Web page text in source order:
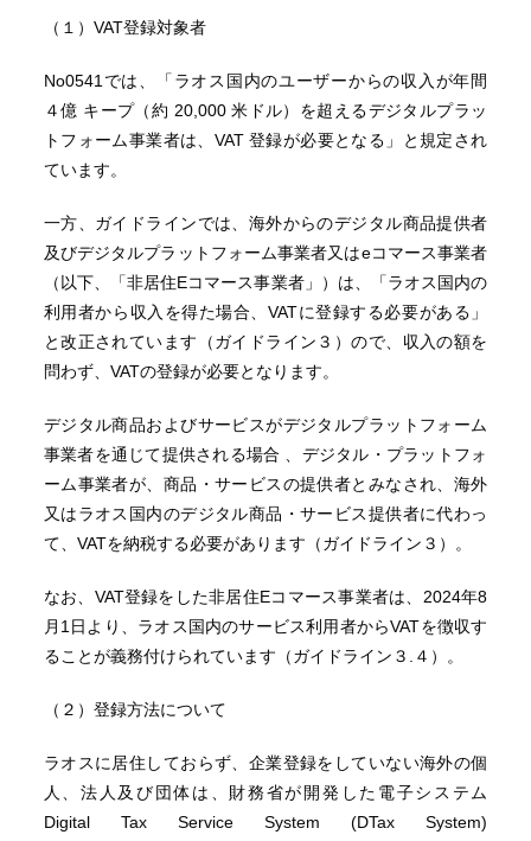
（１）VAT登録対象者
No0541では、「ラオス国内のユーザーからの収入が年間
４億 キープ（約 20,000 米ドル）を超えるデジタルプラッ
トフォーム事業者は、VAT 登録が必要となる」と規定され
ています。
一方、ガイドラインでは、海外からのデジタル商品提供者
及びデジタルプラットフォーム事業者又はeコマース事業者
（以下、「非居住Eコマース事業者」）は、「ラオス国内の
利用者から収入を得た場合、VATに登録する必要がある」
と改正されています（ガイドライン３）ので、収入の額を
問わず、VATの登録が必要となります。
デジタル商品およびサービスがデジタルプラットフォーム
事業者を通じて提供される場合 、デジタル・プラットフォ
ーム事業者が、商品・サービスの提供者とみなされ、海外
又はラオス国内のデジタル商品・サービス提供者に代わっ
て、VATを納税する必要があります（ガイドライン３）。
なお、VAT登録をした非居住Eコマース事業者は、2024年8
月1日より、ラオス国内のサービス利用者からVATを徴収す
ることが義務付けられています（ガイドライン３.４）。
（２）登録方法について
ラオスに居住しておらず、企業登録をしていない海外の個
人、法人及び団体は、財務省が開発した電子システム
Digital Tax Service System (DTax System)